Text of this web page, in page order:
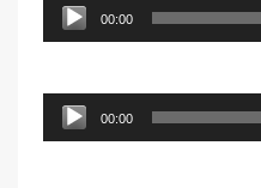
Reproductor
00:00
Reproductor
00:00